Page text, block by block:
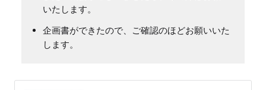
いたします。
企画書ができたので、ご確認のほどお願いいた
します。